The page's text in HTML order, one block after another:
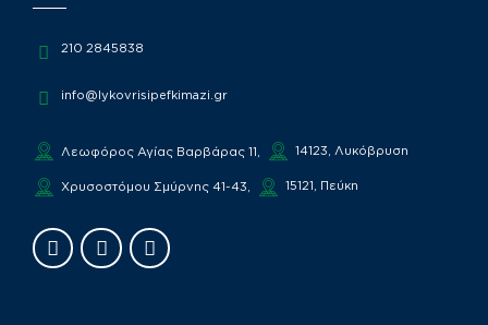
210 2845838
info@lykovrisipefkimazi.gr
Λεωφόρος Αγίας Βαρβάρας 11, 14123, Λυκόβρυση
Χρυσοστόμου Σμύρνης 41-43, 15121, Πεύκη